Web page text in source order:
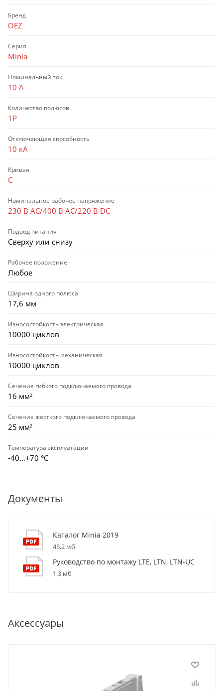
Бренд
OEZ
Серия
Minia
Номинальный ток
10 А
Количество полюсов
1P
Отключающая способность
10 кА
Кривая
C
Номинальное рабочее напряжение
230 В AC/400 В AC/220 В DC
Подвод питания
Сверху или снизу
Рабочее положение
Любое
Ширина одного полюса
17,6 мм
Износостойкость электрическая
10000 циклов
Износостойкость механическая
10000 циклов
Сечение гибкого подключаемого провода
16 мм²
Сечение жёсткого подключаемого провода
25 мм²
Температура эксплуатации
-40…+70 °С
Документы
Каталог Minia 2019
45,2 мб
Руководство по монтажу LTE, LTN, LTN-UC
1,3 мб
Аксессуары